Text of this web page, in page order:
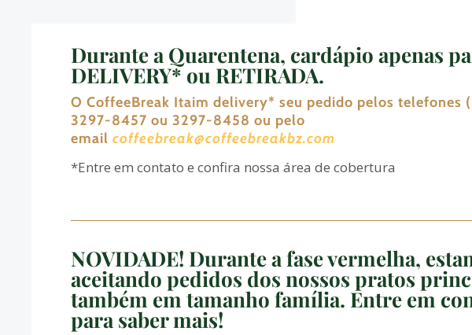
Durantea Quarentena, cardápio apenas
DELIVERY* ou RETIRADA.
O CoffeeBreak Itaim delivery* seu pedido pelos telefones
3297-8457 ou 3297-8458 ou pelo
email coffeebreak@coffeebreakbz.com
*Entre em contato e confira nossa área de cobertura
NOVIDADE! Durante a fase vermelha,
aceitando pedidos dos nossos pratos
também em tamanho família. Entre em
para saber mais!